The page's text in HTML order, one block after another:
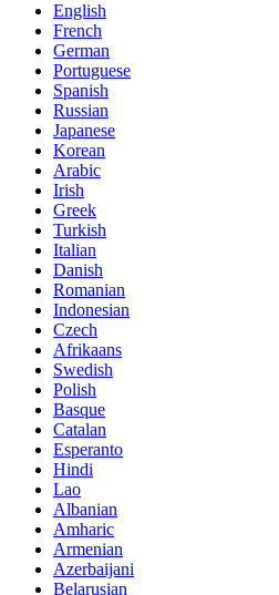
English
French
German
Portuguese
Spanish
Russian
Japanese
Korean
Arabic
Irish
Greek
Turkish
Italian
Danish
Romanian
Indonesian
Czech
Afrikaans
Swedish
Polish
Basque
Catalan
Esperanto
Hindi
Lao
Albanian
Amharic
Armenian
Azerbaijani
Belarusian